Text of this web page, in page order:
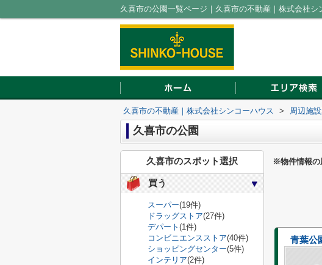
久喜市の公園一覧ページ｜久喜市の不動産｜株式会社シ
久喜市の不動産｜株式会社シンコーハウス > 周辺施
久喜市の公園
※物件情報の
青葉公
久喜市のスポット選択
買う
スーパー(19件)
ドラッグストア(27件)
デパート (1件)
コンビニエンスストア(40件)
ショッピングセンター(5件)
インテリア(2件)